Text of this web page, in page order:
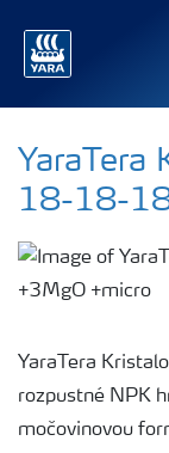
YaraTera
18-18-
YaraTera
rozpustné NPK
močovinovou